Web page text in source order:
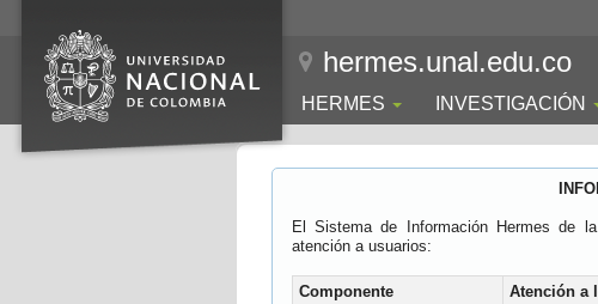
hermes.unal.edu.co
HERMES INVESTIGACIÓN
El Sistema de Información Hermes de
atención a usuarios:
Componente Atención a